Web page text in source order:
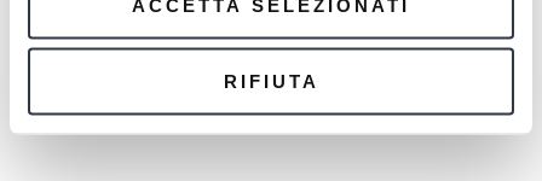
ACCETTA SELEZIONATI
RIFIUTA